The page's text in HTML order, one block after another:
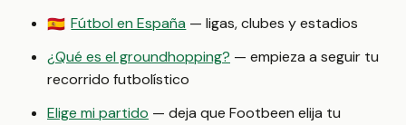
🇪🇸 Fútbol en España — ligas, clubes y estadios
¿Qué es el groundhopping? — empieza a seguir tu
recorrido futbolístico
Elige mi partido — deja que Footbeen elija tu